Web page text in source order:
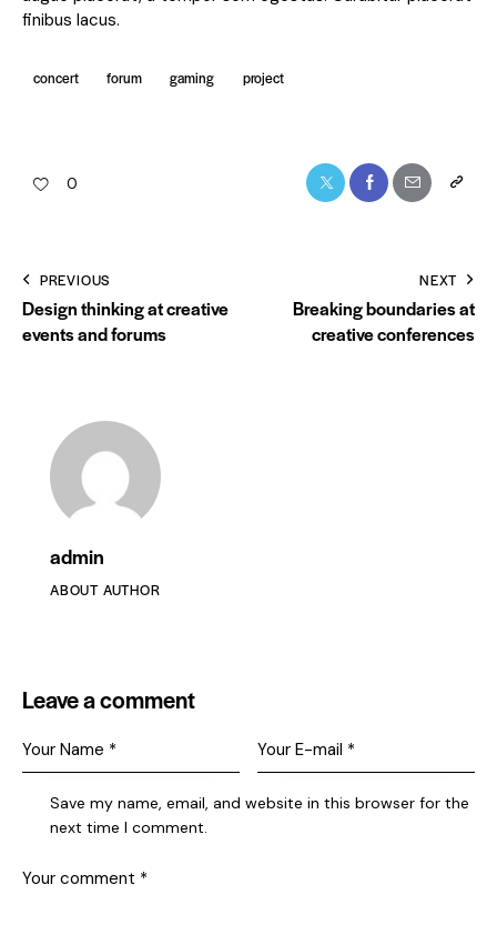
finibus lacus.
concert forum gaming project
0
PREVIOUS
Design thinking at creative
events and forums
NEXT
Breaking boundaries at
creative conferences
admin
ABOUT AUTHOR
Leave a comment
Save my name, email, and website in this browser for the
next time I comment.